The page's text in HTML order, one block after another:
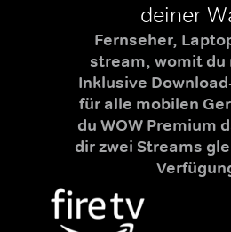
deiner
Fernseher,
stream, womit
Inklusive
für alle mobilen
du WOW Premium
dir zwei Streams